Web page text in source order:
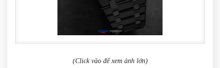
(Click vào để xem ảnh lớn)